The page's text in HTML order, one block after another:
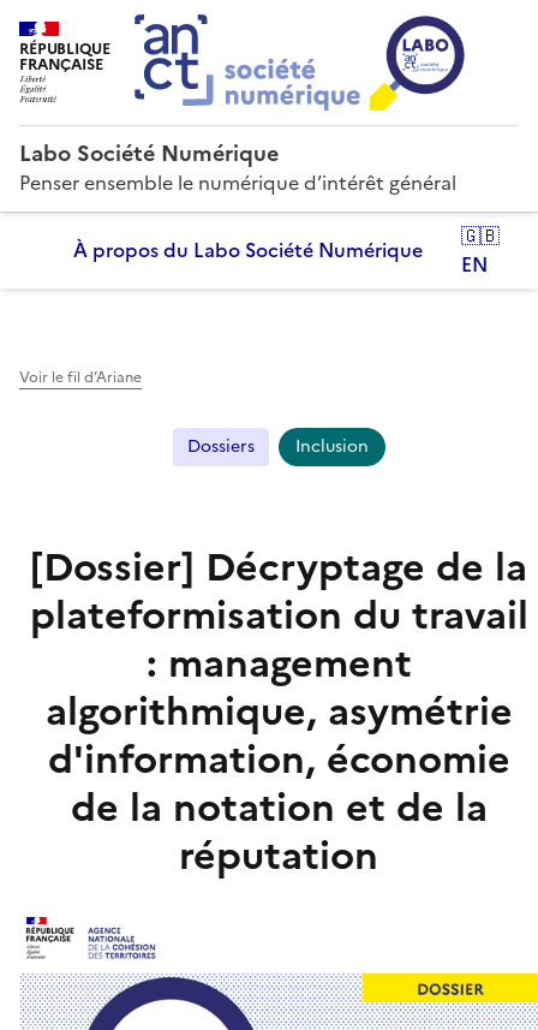
RÉPUBLIQUE
FRANÇAISE
Labo Société Numérique
Penser ensemble le numérique d’intérêt général
À propos du Labo Société Numérique
🇬🇧
EN
Voir le fil d’Ariane
Dossiers Inclusion
[Dossier] Décryptage de la
plateformisation du travail
: management
algorithmique, asymétrie
d'information, économie
de la notation et de la
réputation